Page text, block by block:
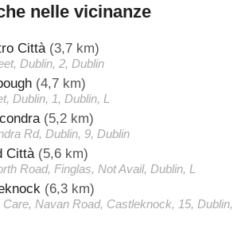
nelle vicinanze
Città (3,7 km)
Dublin, 2, Dublin
(4,7 km)
Dublin, 1, Dublin, L
(5,2 km)
Rd, Dublin, 9, Dublin
Città (5,6 km)
Road, Finglas, Not Avail, Dublin, L
(6,3 km)
Navan Road, Castleknock, 15, Dublin,